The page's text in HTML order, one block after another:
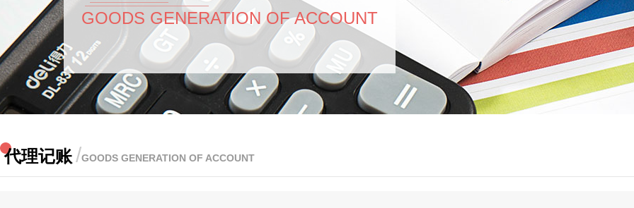
GOODS GENERATION OF ACCOUNT
代理记账/GOODS GENERATION OF ACCOUNT